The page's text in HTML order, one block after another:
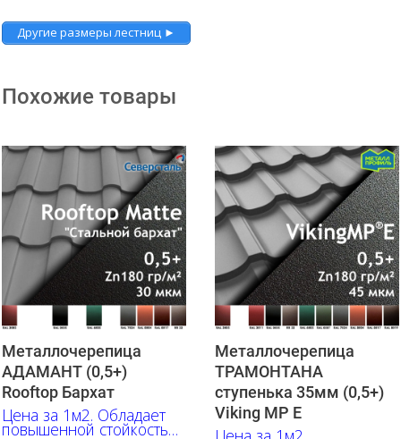
Другие размеры лестниц ►
Похожие товары
Металлочерепица
АДАМАНТ (0,5+)
Rooftop Бархат
Цена за 1м2. Обладает
повышенной стойкостью
Металлочерепица
ТРАМОНТАНА
ступенька 35мм (0,5+)
Viking MP E